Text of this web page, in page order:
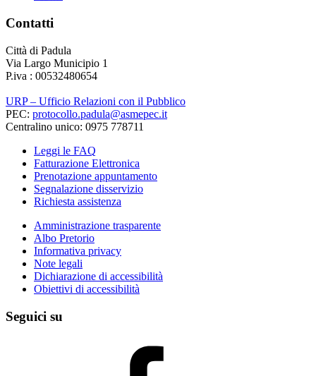
Contatti
Città di Padula
Via Largo Municipio 1
P.iva : 00532480654
URP – Ufficio Relazioni con il Pubblico
PEC: protocollo.padula@asmepec.it
Centralino unico: 0975 778711
Leggi le FAQ
Fatturazione Elettronica
Prenotazione appuntamento
Segnalazione disservizio
Richiesta assistenza
Amministrazione trasparente
Albo Pretorio
Informativa privacy
Note legali
Dichiarazione di accessibilità
Obiettivi di accessibilità
Seguici su